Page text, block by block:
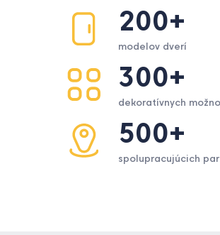
200+
modelov dverí
300+
dekoratívnych
500+
spolupracujúcich